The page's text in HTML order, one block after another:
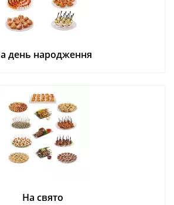
день народження
На свято